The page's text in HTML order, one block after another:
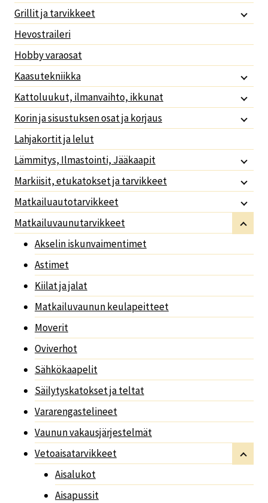
Grillit ja tarvikkeet
Hevostraileri
Hobby varaosat
Kaasutekniikka
Kattoluukut, ilmanvaihto, ikkunat
Korin ja sisustuksen osat ja korjaus
Lahjakortit ja lelut
Lämmitys, Ilmastointi, Jääkaapit
Markiisit, etukatokset ja tarvikkeet
Matkailuautotarvikkeet
Matkailuvaunutarvikkeet
Akselin iskunvaimentimet
Astimet
Kiilat ja jalat
Matkailuvaunun keulapeitteet
Moverit
Oviverhot
Sähkökaapelit
Säilytyskatokset ja teltat
Vararengastelineet
Vaunun vakausjärjestelmät
Vetoaisatarvikkeet
Aisalukot
Aisapussit